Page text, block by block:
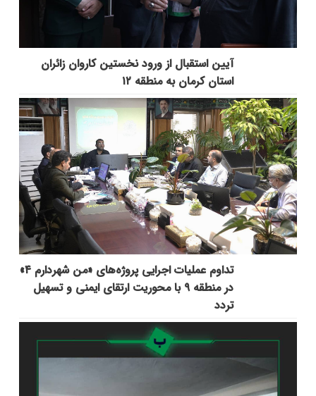
آیین استقبال از ورود نخستین کاروان زائران
استان کرمان به منطقه ۱۲
تداوم عملیات اجرایی پروژه‌های «من شهردارم ۴»
در منطقه ۹ با محوریت ارتقای ایمنی و تسهیل
تردد